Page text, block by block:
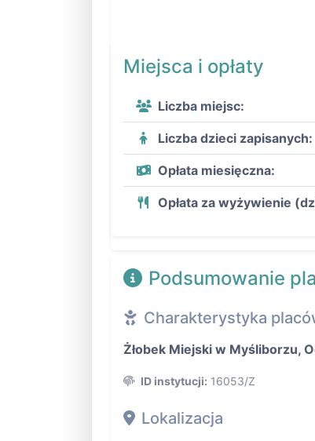
Miejsca i opłaty
Liczba miejsc:
Liczba dzieci zapisanych:
Opłata miesięczna:
Opłata za wyżywienie
Podsumowanie
Charakterystyka
Żłobek Miejski w Myśliborzu,
ID instytucji: 16053/Z
Lokalizacja